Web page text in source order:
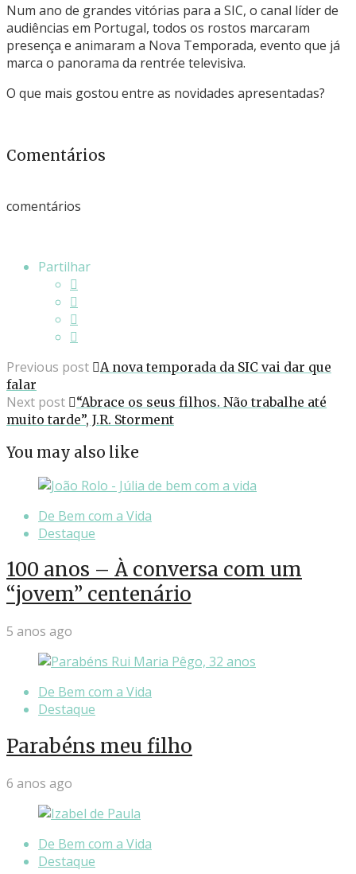
Num ano de grandes vitórias para a SIC, o canal líder de
audiências em Portugal, todos os rostos marcaram
presença e animaram a Nova Temporada, evento que já
marca o panorama da rentrée televisiva.
O que mais gostou entre as novidades apresentadas?
Comentários
comentários
Partilhar
Previous post
A nova temporada da SIC vai dar que
falar
Next post
“Abrace os seus filhos. Não trabalhe até
muito tarde”, J.R. Storment
You may also like
De Bem com a Vida
Destaque
100 anos – À conversa com um
“jovem” centenário
5 anos ago
De Bem com a Vida
Destaque
Parabéns meu filho
6 anos ago
De Bem com a Vida
Destaque